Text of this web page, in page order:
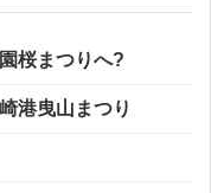
桜まつりへ?
港曳山まつり